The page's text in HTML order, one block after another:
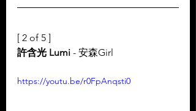
[ 2 of 5 ]
許含光 Lumi - 安森Girl
https://youtu.be/r0FpAnqsti0